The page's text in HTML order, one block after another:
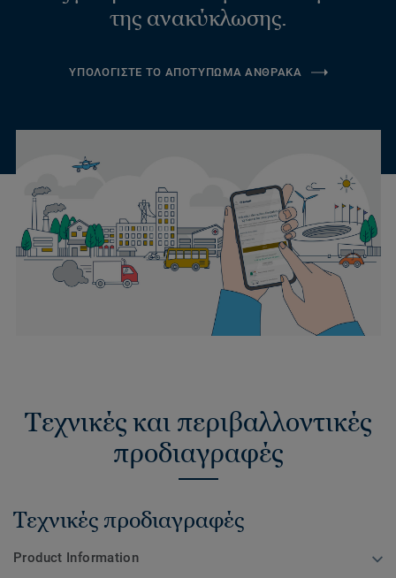
της ανακύκλωσης.
ΥΠΟΛΟΓΙΣΤΕ ΤΟ ΑΠΟΤΥΠΩΜΑ ΑΝΘΡΑΚΑ
Τεχνικές και περιβαλλοντικές
προδιαγραφές
Τεχνικές προδιαγραφές
Product Information